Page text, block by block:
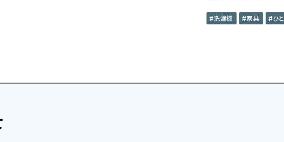
洗濯機 家具 ひ